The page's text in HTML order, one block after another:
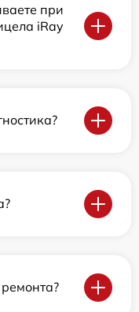
при
iRay